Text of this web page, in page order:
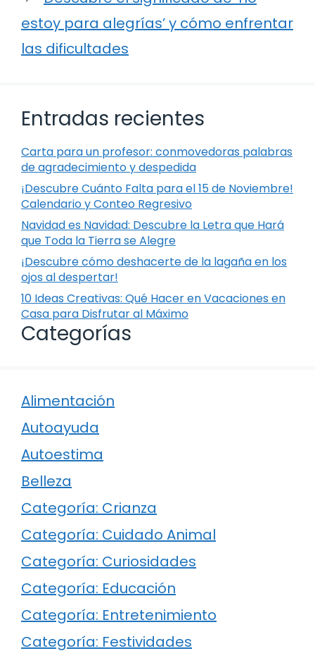
estoy para alegrías’ y cómo enfrentar
las dificultades
Entradas recientes
Carta para un profesor: conmovedoras palabras
de agradecimiento y despedida
¡Descubre Cuánto Falta para el 15 de Noviembre!
Calendario y Conteo Regresivo
Navidad es Navidad: Descubre la Letra que Hará
que Toda la Tierra se Alegre
¡Descubre cómo deshacerte de la lagaña en los
ojos al despertar!
10 Ideas Creativas: Qué Hacer en Vacaciones en
Casa para Disfrutar al Máximo
Categorías
Alimentación
Autoayuda
Autoestima
Belleza
Categoría: Crianza
Categoría: Cuidado Animal
Categoría: Curiosidades
Categoría: Educación
Categoría: Entretenimiento
Categoría: Festividades